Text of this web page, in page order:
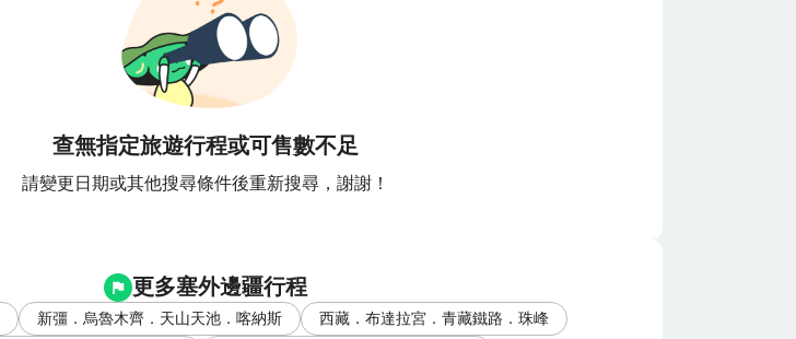
查無指定旅遊行程或可售數不足
請變更日期或其他搜尋條件後重新搜尋，謝謝！
更多塞外邊疆行程
新彊．烏魯木齊．天山天池．喀納斯
西藏．布達拉宮．青藏鐵路．珠峰